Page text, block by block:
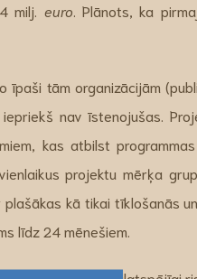
milj. euro . Plānots, ka
tām organizācijām
nav īstenojušas.
kas atbilst
projektu mērķa
kā tikai tīklošanās
līdz 24 mēnešiem.